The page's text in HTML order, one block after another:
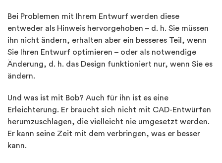
Bei Problemen mit Ihrem Entwurf werden diese
entweder als Hinweis hervorgehoben – d. h. Sie müssen
ihn nicht ändern, erhalten aber ein besseres Teil, wenn
Sie Ihren Entwurf optimieren – oder als notwendige
Änderung, d. h. das Design funktioniert nur, wenn Sie es
ändern.
Und was ist mit Bob? Auch für ihn ist es eine
Erleichterung. Er braucht sich nicht mit CAD-Entwürfen
herumzuschlagen, die vielleicht nie umgesetzt werden.
Er kann seine Zeit mit dem verbringen, was er besser
kann.